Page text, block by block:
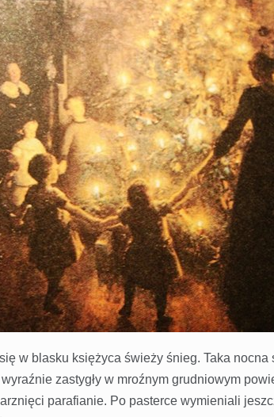
w blasku księżyca świeży śnieg. Taka nocna
zastygły w mroźnym grudniowym
parafianie. Po pasterce wymieniali